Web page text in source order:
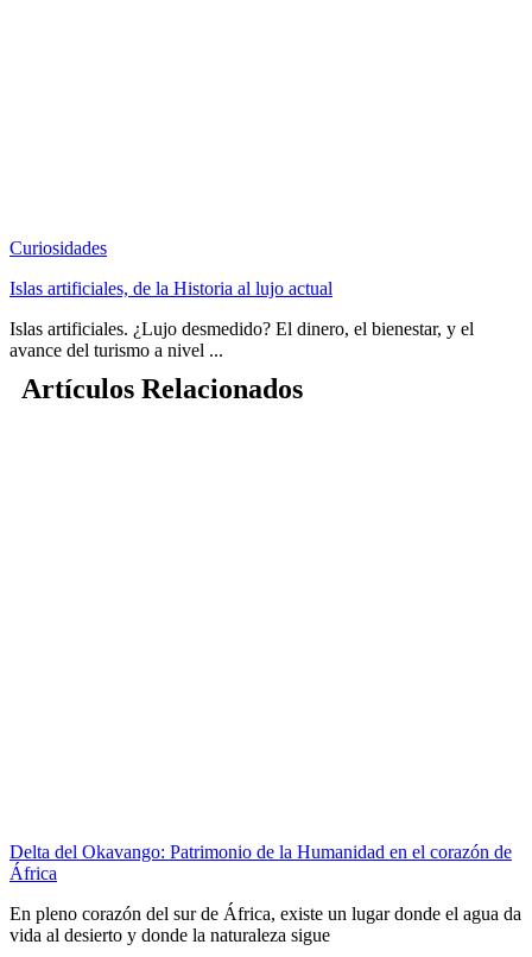
Curiosidades
Islas artificiales, de la Historia al lujo actual
Islas artificiales. ¿Lujo desmedido? El dinero, el bienestar, y el
avance del turismo a nivel ...
Artículos Relacionados
Delta del Okavango: Patrimonio de la Humanidad en el corazón de
África
En pleno corazón del sur de África, existe un lugar donde el agua da
vida al desierto y donde la naturaleza sigue